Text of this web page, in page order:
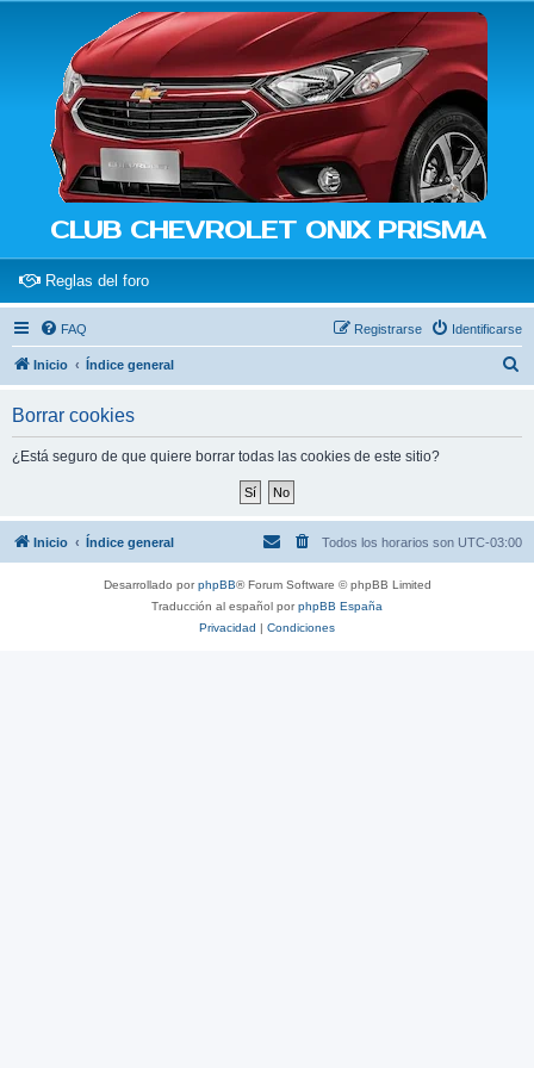
CLUB CHEVROLET ONIX PRISMA
Reglas del foro(Opens a new tab)
FAQ Identificarse
Registrarse
Inicio Índice general
Borrar cookies
¿Está seguro de que quiere borrar todas las cookies de este sitio?
Inicio Índice general Todos los horarios son UTC-03:00
Desarrollado porphpBB® Forum Software © phpBB Limited
Traducción al español porphpBB España
Privacidad | Condiciones